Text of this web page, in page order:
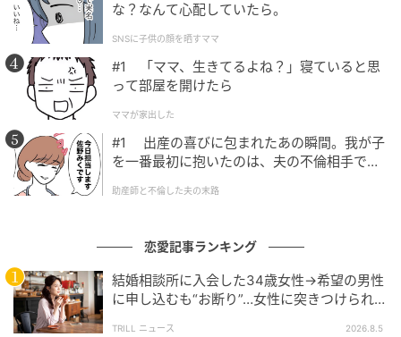
素直な女性より、
表現できず我慢している人の方が、実は依存心が強い
ケースが多い
です。気持ちは抑圧することで高まるか
らです。
勇気を出して、強がらず素直に気持ちを表すことで、
依存心は弱まることもあります。「こう見られたい」
という気持ちより「こうしたい」という気持ちを優先
慣れないうちはすごく勇気がいるかもしれませんが、
素直な気持ちを受け止めてもらえる経験が増えれば増
えるほど、自然に正直な気持ちを伝えられるようにな
ります。
な？なんて心配していたら。
SNSに子供の顔を晒すママ
#1 「ママ、生きてるよね？」寝ていると思
って部屋を開けたら
ママが家出した
#1 出産の喜びに包まれたあの瞬間。我が子
を一番最初に抱いたのは、夫の不倫相手でし
助産師と不倫した夫の末路
恋愛記事ランキング
結婚相談所に入会した34歳女性→希望の男性
に申し込むも“お断り”…女性に突きつけられた
TRILL ニュース 2026.8.5